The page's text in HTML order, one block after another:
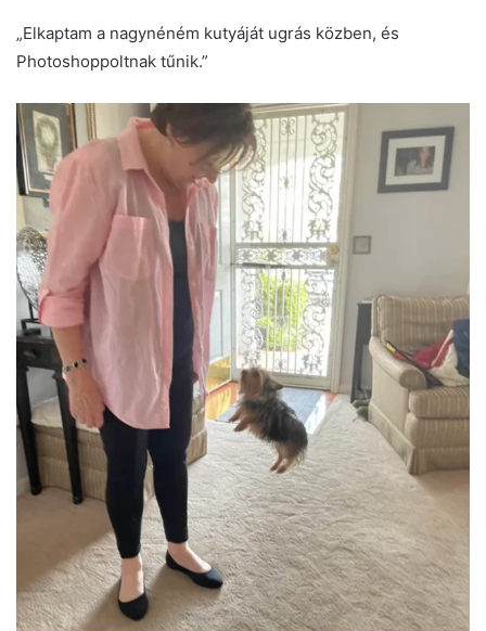
„Elkaptam a nagynéném kutyáját ugrás közben, és
Photoshoppoltnak tűnik.”